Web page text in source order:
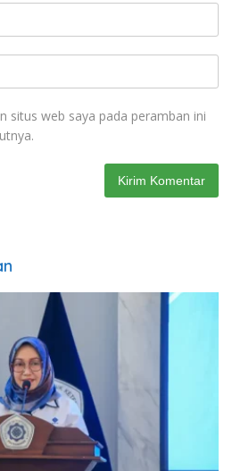
situs web saya pada peramban ini